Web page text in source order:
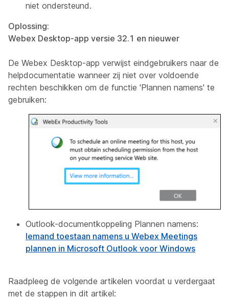
niet ondersteund.
Oplossing:
Webex Desktop-app versie 32.1 en nieuwer
De Webex Desktop-app verwijst eindgebruikers naar de
helpdocumentatie wanneer zij niet over voldoende
rechten beschikken om de functie 'Plannen namens' te
gebruiken:
Outlook-documentkoppeling Plannen namens:
Iemand toestaan namens u Webex Meetings
plannen in Microsoft Outlook voor Windows
Raadpleeg de volgende artikelen voordat u verdergaat
met de stappen in dit artikel: